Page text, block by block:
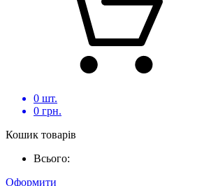
0 шт.
0 грн.
Кошик товарів
Всього:
Оформити